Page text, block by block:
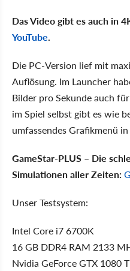
Das Video gibt es auch in
YouTube.
Die PC-Version lief mit
Auflösung. Im Launcher
Bilder pro Sekunde auch
im Spiel selbst gibt es wie
umfassendes Grafikmenü
GameStar-PLUS – Die
Simulationen aller Zeiten:
Unser Testsystem:
Intel Core i7 6700K
16 GB DDR4 RAM 2133
Nvidia GeForce GTX 1080